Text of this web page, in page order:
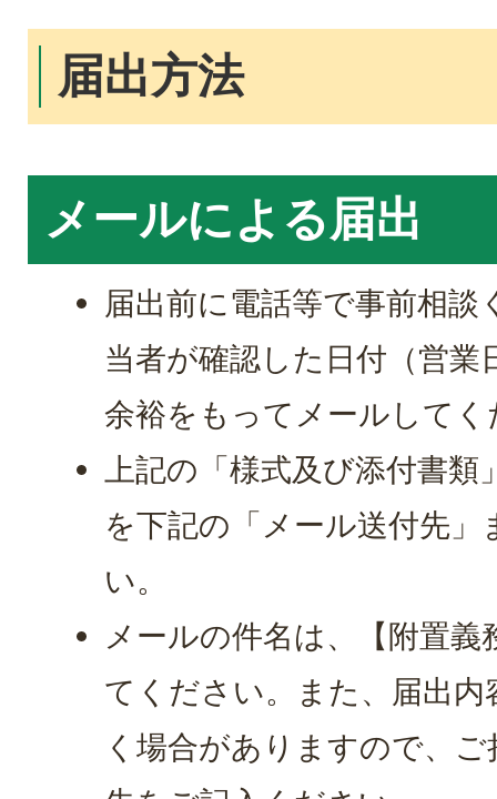
届出方法
メールによる届出
届出前に電話等で事前相
当者が確認した日付（営
余裕をもってメールしてく
上記の「様式及び添付書類
を下記の「メール送付先
い。
メールの件名は、【附置
てください。また、届出
く場合がありますので、